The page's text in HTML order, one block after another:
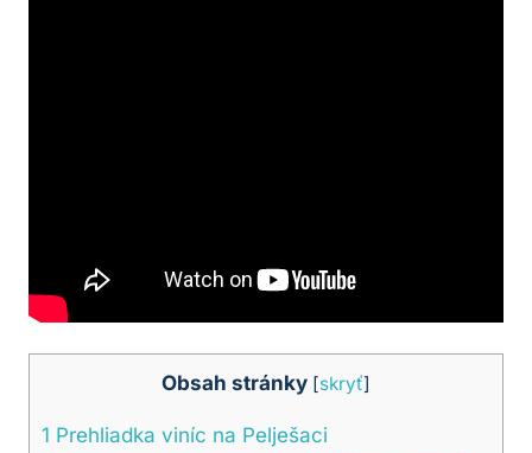
Obsah stránky [skryť]
1 Prehliadka viníc na Pelješaci